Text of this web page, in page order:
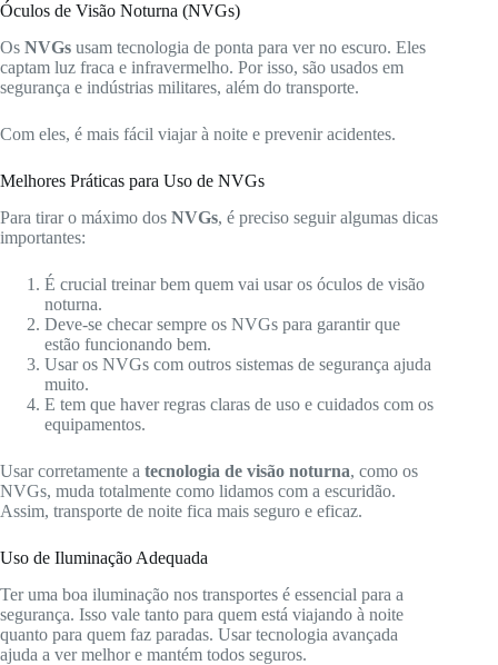
Óculos de Visão Noturna (NVGs)
Os NVGs usam tecnologia de ponta para ver no escuro. Eles
captam luz fraca e infravermelho. Por isso, são usados em
segurança e indústrias militares, além do transporte.
Com eles, é mais fácil viajar à noite e prevenir acidentes.
Melhores Práticas para Uso de NVGs
Para tirar o máximo dos NVGs, é preciso seguir algumas dicas
importantes:
É crucial treinar bem quem vai usar os óculos de visão
noturna.
Deve-se checar sempre os NVGs para garantir que
estão funcionando bem.
Usar os NVGs com outros sistemas de segurança ajuda
muito.
E tem que haver regras claras de uso e cuidados com os
equipamentos.
Usar corretamente a tecnologia de visão noturna, como os
NVGs, muda totalmente como lidamos com a escuridão.
Assim, transporte de noite fica mais seguro e eficaz.
Uso de Iluminação Adequada
Ter uma boa iluminação nos transportes é essencial para a
segurança. Isso vale tanto para quem está viajando à noite
quanto para quem faz paradas. Usar tecnologia avançada
ajuda a ver melhor e mantém todos seguros.